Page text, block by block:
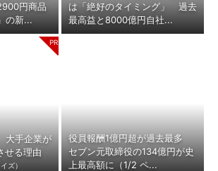
円商品
の新...
は「絶好のタイミング」 過去
最高益と8000億円自社...
大手企業が
せる理由
ズ）
役員報酬1億円超が過去最多
セブン元取締役の134億円が史
上最高額に（1/2 ペ...